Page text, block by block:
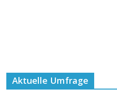
Aktuelle Umfrage